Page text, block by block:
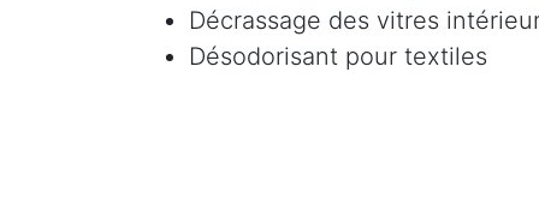
Décrassage des vitres
Désodorisant pour textiles